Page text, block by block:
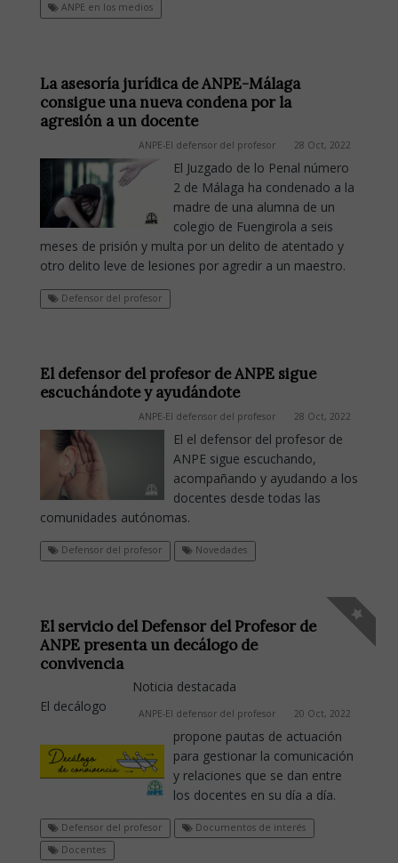
ANPE en los medios
La asesoría jurídica de ANPE-Málaga
consigue una nueva condena por la
agresión a un docente
ANPE-El defensor del profesor 28 Oct, 2022
El Juzgado de lo Penal número
2 de Málaga ha condenado a la
madre de una alumna de un
colegio de Fuengirola a seis
meses de prisión y multa por un delito de atentado y
otro delito leve de lesiones por agredir a un maestro.
Defensor del profesor
El defensor del profesor de ANPE sigue
escuchándote y ayudándote
ANPE-El defensor del profesor 28 Oct, 2022
El el defensor del profesor de
ANPE sigue escuchando,
acompañando y ayudando a los
docentes desde todas las
comunidades autónomas.
Defensor del profesor Novedades
El servicio del Defensor del Profesor de
ANPE presenta un decálogo de
convivencia
Noticia destacada
ANPE-El defensor del profesor 20 Oct, 2022
El decálogo
propone pautas de actuación
para gestionar la comunicación
y relaciones que se dan entre
los docentes en su día a día.
Defensor del profesor
Documentos de interés
Docentes